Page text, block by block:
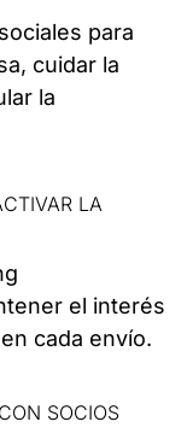
para
cuidar la
la
LA
el interés
cada envío.
SOCIOS